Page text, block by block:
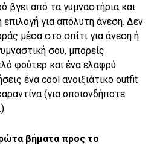
βγει από τα γυμναστήρια και
επιλογή για απόλυτη άνεση. Δεν
μέσα στο σπίτι για άνεση ή
σου, μπορείς
φούτερ και ένα ελαφρύ
ένα cool ανοιξιάτικο outfit
(για οποιονδήποτε
βήματα προς το